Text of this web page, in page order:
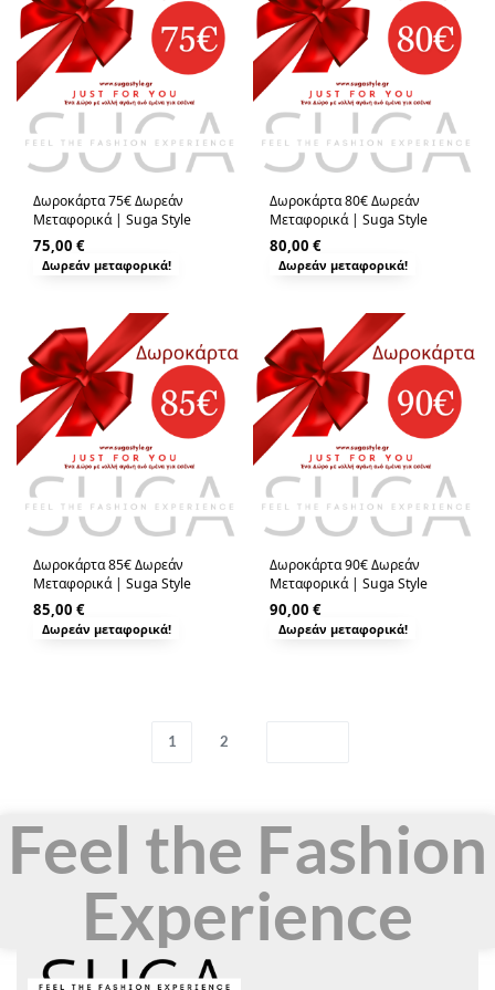
Δωροκάρτα 75€ Δωρεάν
Μεταφορικά | Suga Style
75,00 €
Δωρεάν μεταφορικά!
Δωροκάρτα 80€ Δωρεάν
Μεταφορικά | Suga Style
80,00 €
Δωρεάν μεταφορικά!
Δωροκάρτα 85€ Δωρεάν
Μεταφορικά | Suga Style
85,00 €
Δωρεάν μεταφορικά!
Δωροκάρτα 90€ Δωρεάν
Μεταφορικά | Suga Style
90,00 €
Δωρεάν μεταφορικά!
1 2
Feel the Fashion
Experience